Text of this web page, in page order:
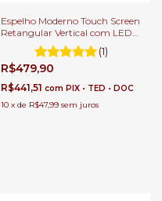
Espelho Moderno Touch Screen
Retangular Vertical com LED
Luz Direta Para Banheiro,
Penteadeira, Salão de Beleza e
Lojas
(1)
R$479,90
R$441,51 com PIX • TED • DOC
10 x de R$47,99 sem juros